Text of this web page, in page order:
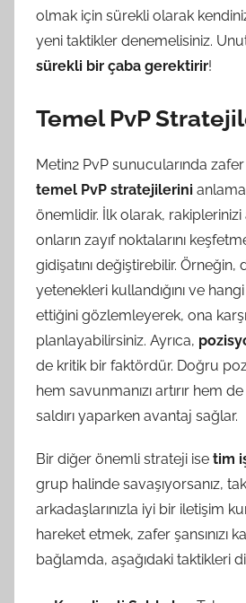
olmak için sürekli olarak
yeni taktikler denemelisiniz.
sürekli bir çaba gerektirir!
Temel PvP
Metin2 PvP sunucularında
temel PvP stratejilerini
önemlidir. İlk olarak,
onların zayıf noktalarını
gidişatını değiştirebilir. Örneğin,
yetenekleri kullandığını ve
ettiğini gözlemleyerek, ona
planlayabilirsiniz. Ayrıca,
de kritik bir faktördür. Doğru
hem savunmanızı artırır hem
saldırı yaparken avantaj sağlar.
Bir diğer önemli strateji ise tim
grup halinde savaşıyorsanız,
arkadaşlarınızla iyi bir iletişim
hareket etmek, zafer şansınızı
bağlamda, aşağıdaki taktikleri